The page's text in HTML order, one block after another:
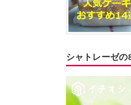
シャトレーゼ